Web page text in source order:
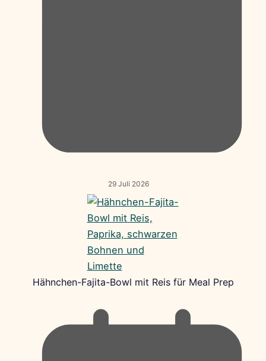
29 Juli 2026
Hähnchen-Fajita-Bowl mit Reis für Meal Prep